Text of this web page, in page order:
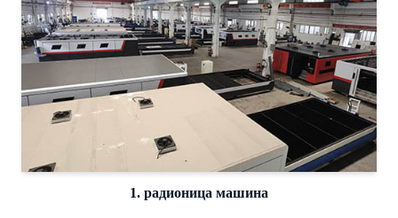
1. радионица машина